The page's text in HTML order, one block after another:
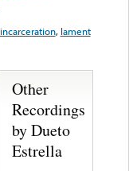
incarceration, lament
Other
Recordings
by Dueto
Estrella